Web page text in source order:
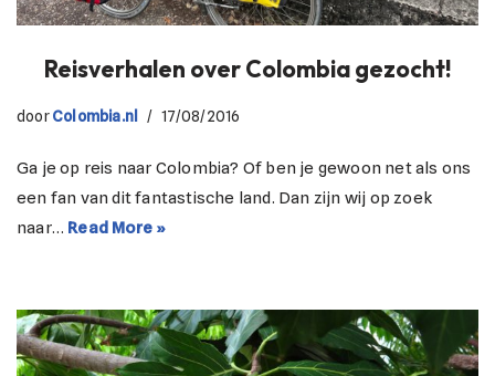
Reisverhalen over Colombia gezocht!
doorColombia.nl 17/08/2016
Ga je op reis naar Colombia? Of ben je gewoon net als ons
een fan van dit fantastische land. Dan zijn wij op zoek
naar… Read More »